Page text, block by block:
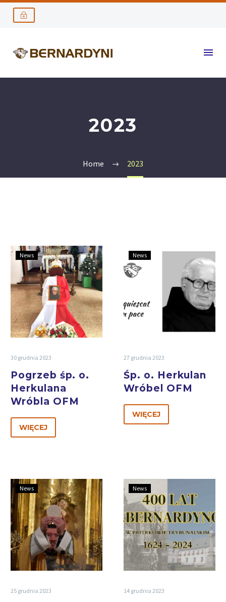
2023
Home 2023
News
30 grudnia 2023
Pogrzeb śp. o.
Herkulana
Wróbla OFM
WIĘCEJ
News
27 grudnia 2023
Śp. o. Herkulan
Wróbel OFM
WIĘCEJ
News
25 grudnia 2023
News
14 grudnia 2023